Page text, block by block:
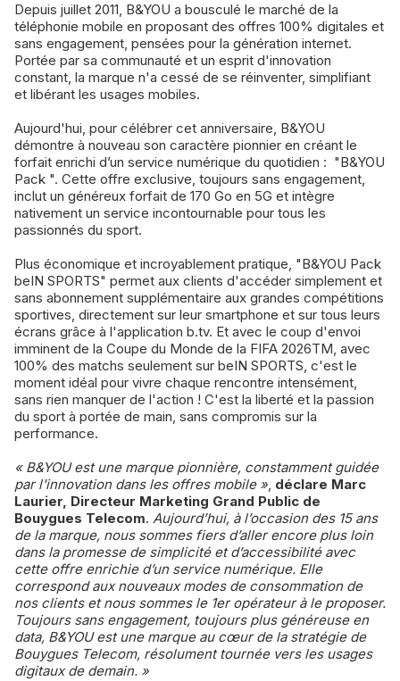
Depuis juillet 2011, B&YOU a bousculé le marché de la
téléphonie mobile en proposant des offres 100% digitales et
sans engagement, pensées pour la génération internet.
Portée par sa communauté et un esprit d'innovation
constant, la marque n'a cessé de se réinventer, simplifiant
et libérant les usages mobiles.
Aujourd'hui, pour célébrer cet anniversaire, B&YOU
démontre à nouveau son caractère pionnier en créant le
forfait enrichi d’un service numérique du quotidien : "B&YOU
Pack ". Cette offre exclusive, toujours sans engagement,
inclut un généreux forfait de 170 Go en 5G et intègre
nativement un service incontournable pour tous les
passionnés du sport.
Plus économique et incroyablement pratique, "B&YOU Pack
beIN SPORTS" permet aux clients d'accéder simplement et
sans abonnement supplémentaire aux grandes compétitions
sportives, directement sur leur smartphone et sur tous leurs
écrans grâce à l'application b.tv. Et avec le coup d'envoi
imminent de la Coupe du Monde de la FIFA 2026TM, avec
100% des matchs seulement sur beIN SPORTS, c'est le
moment idéal pour vivre chaque rencontre intensément,
sans rien manquer de l'action ! C'est la liberté et la passion
du sport à portée de main, sans compromis sur la
performance.
« B&YOU est une marque pionnière, constamment guidée
par l'innovation dans les offres mobile », déclare Marc
Laurier, Directeur Marketing Grand Public de
Bouygues Telecom. Aujourd’hui, à l’occasion des 15 ans
de la marque, nous sommes fiers d’aller encore plus loin
dans la promesse de simplicité et d’accessibilité avec
cette offre enrichie d’un service numérique. Elle
correspond aux nouveaux modes de consommation de
nos clients et nous sommes le 1er opérateur à le proposer.
Toujours sans engagement, toujours plus généreuse en
data, B&YOU est une marque au cœur de la stratégie de
Bouygues Telecom, résolument tournée vers les usages
digitaux de demain. »